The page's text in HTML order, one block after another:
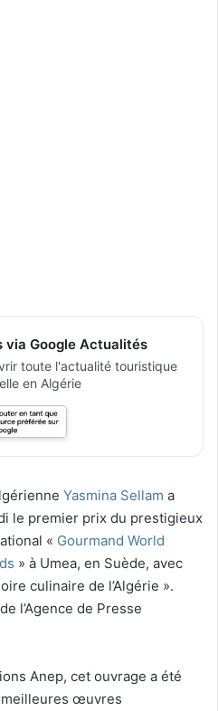
via Google Actualités
toute l'actualité touristique
en Algérie
Yasmina Sellam a
le premier prix du prestigieux
« Gourmand World
» à Umea, en Suède, avec
culinaire de l’Algérie ».
l’Agence de Presse
Anep, cet ouvrage a été
œuvres